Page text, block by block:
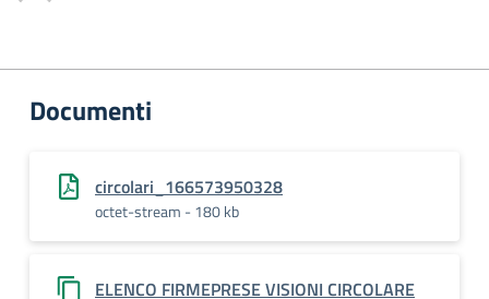
Documenti
circolari_166573950328
octet-stream - 180 kb
ELENCO FIRMEPRESE VISIONI CIRCOLARE